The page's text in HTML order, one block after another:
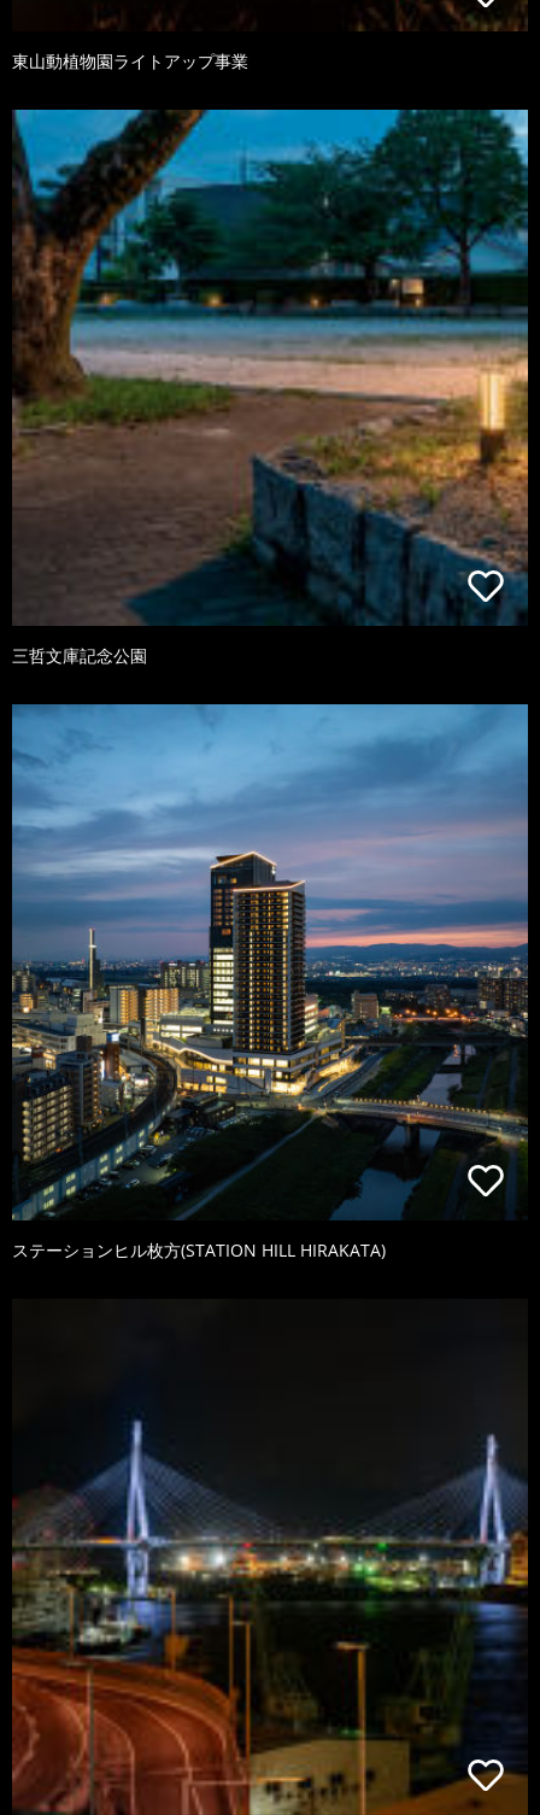
東山動植物園ライトアップ事業
三哲文庫記念公園
ステーションヒル枚方(STATION HILL HIRAKATA)